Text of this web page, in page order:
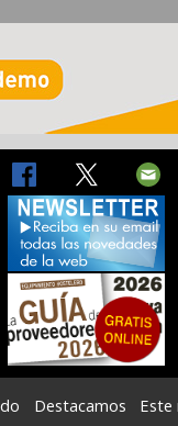
Destacamos Este